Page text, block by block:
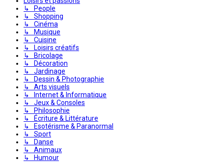
↳ People
↳ Shopping
↳ Cinéma
↳ Musique
↳ Cuisine
↳ Loisirs créatifs
↳ Bricolage
↳ Décoration
↳ Jardinage
↳ Dessin & Photographie
↳ Arts visuels
↳ Internet & Informatique
↳ Jeux & Consoles
↳ Philosophie
↳ Écriture & Littérature
↳ Esotérisme & Paranormal
↳ Sport
↳ Danse
↳ Animaux
↳ Humour